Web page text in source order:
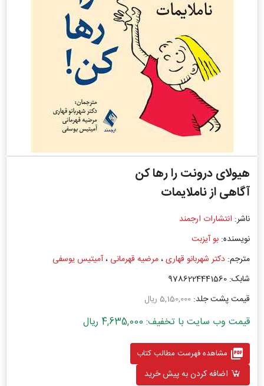
هیولای درونت را رها کن
آگاهی از ناملایمات
ناشر: انتشارات ارجمند
نویسنده: بو آیزبت
مترجم: دکتر شهربانو قهاری،مرضیه قهرمانی ،آمیتیس یوسفی
شابک: 9786224441560
قیمت پشت جلد: 5,150,000 ریال
قیمت وب سایت با تخفیف: 4,635,000 ریال
picture_as_pdf مشاهده فهرست مطالب کتاب
اضافه کردن به پیش خرید